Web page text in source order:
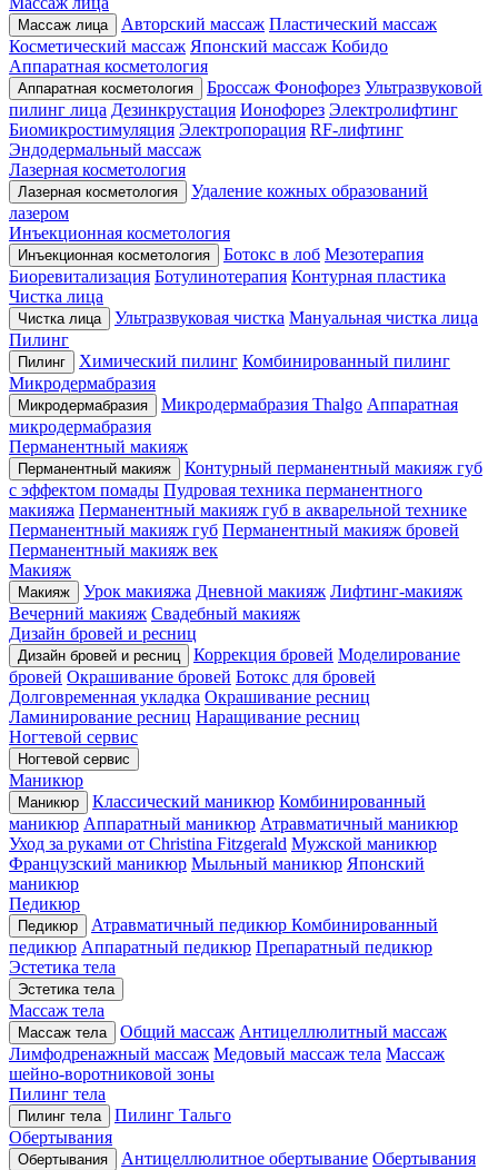
Массаж лица Авторский массаж Пластический массаж
Косметический массаж Японский массаж Кобидо
Аппаратная косметология
Аппаратная косметология Броссаж Фонофорез Ультразвуковой
пилинг лица Дезинкрустация Ионофорез Электролифтинг
Биомикростимуляция Электропорация RF-лифтинг
Эндодермальный массаж
Лазерная косметология
Лазерная косметология
Удаление кожных образований
лазером
Инъекционная косметология
Инъекционная косметология Ботокс в лоб Мезотерапия
Биоревитализация Ботулинотерапия Контурная пластика
Чистка лица
Чистка лица Ультразвуковая чистка Мануальная чистка лица
Пилинг
Пилинг Химический пилинг Комбинированный пилинг
Микродермабразия
Микродермабразия Микродермабразия Thalgo Аппаратная
микродермабразия
Перманентный макияж
Перманентный макияж
Контурный перманентный макияж губ
с эффектом помады Пудровая техника перманентного
макияжа Перманентный макияж губ в акварельной технике
Перманентный макияж губ Перманентный макияж бровей
Перманентный макияж век
Макияж
Макияж Урок макияжа Дневной макияж Лифтинг-макияж
Вечерний макияж Свадебный макияж
Дизайн бровей и ресниц
Дизайн бровей и ресниц Коррекция бровей Моделирование
бровей Окрашивание бровей Ботокс для бровей
Долговременная укладка Окрашивание ресниц
Ламинирование ресниц Наращивание ресниц
Ногтевой сервис
Ногтевой сервис
Маникюр
Маникюр Классический маникюр Комбинированный
маникюр Аппаратный маникюр Атравматичный маникюр
Уход за руками от Christina Fitzgerald Мужской маникюр
Французский маникюр Мыльный маникюр Японский
маникюр
Педикюр
Педикюр Атравматичный педикюр Комбинированный
педикюр Аппаратный педикюр Препаратный педикюр
Эстетика тела
Эстетика тела
Массаж тела
Массаж тела Общий массаж Антицеллюлитный массаж
Лимфодренажный массаж Медовый массаж тела Массаж
шейно-воротниковой зоны
Пилинг тела
Пилинг тела
Пилинг Тальго
Обертывания
Обертывания Антицеллюлитное обертывание Обертывания